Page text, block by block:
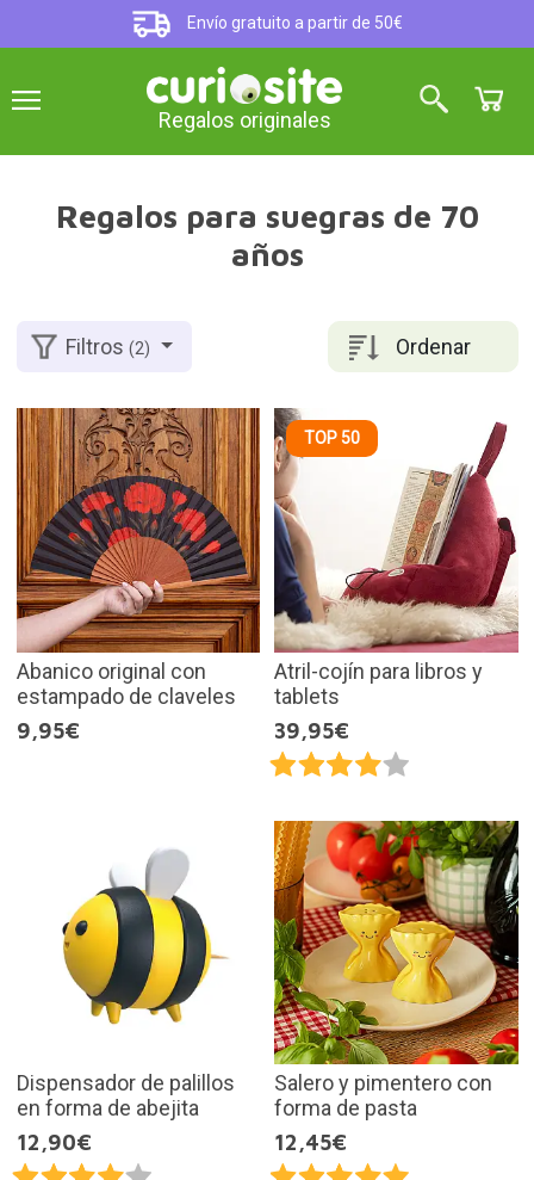
Envío gratuito a partir de 50€
Regalos originales
Regalos para suegras de 70
años
Ordenar
Filtros(2)
Abanico original con
estampado de claveles
9,95€
TOP 50
Atril-cojín para libros y
tablets
39,95€
Dispensador de palillos
en forma de abejita
12,90€
Salero y pimentero con
forma de pasta
12,45€